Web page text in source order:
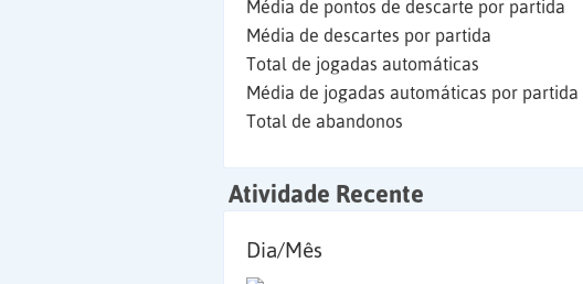
Média de pontos de descarte por partida
Média de descartes por partida
Total de jogadas automáticas
Média de jogadas automáticas por partida
Total de abandonos
Atividade Recente
Dia/Mês